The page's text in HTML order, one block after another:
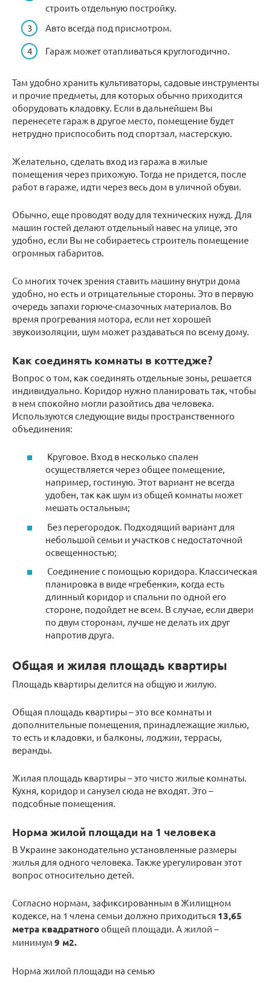
строить отдельную постройку.
Авто всегда под присмотром.
Гараж может отапливаться круглогодично.
Там удобно хранить культиваторы, садовые инструменты
и прочие предметы, для которых обычно приходится
оборудовать кладовку. Если в дальнейшем Вы
перенесете гараж в другое место, помещение будет
нетрудно приспособить под спортзал, мастерскую.
Желательно, сделать вход из гаража в жилые
помещения через прихожую. Тогда не придется, после
работ в гараже, идти через весь дом в уличной обуви.
Обычно, еще проводят воду для технических нужд. Для
машин гостей делают отдельный навес на улице, это
удобно, если Вы не собираетесь строитель помещение
огромных габаритов.
Со многих точек зрения ставить машину внутри дома
удобно, но есть и отрицательные стороны. Это в первую
очередь запахи горюче-смазочных материалов. Во
время прогревания мотора, если нет хорошей
звукоизоляции, шум может раздаваться по всему дому.
Как соединять комнаты в коттедже?
Вопрос о том, как соединять отдельные зоны, решается
индивидуально. Коридор нужно планировать так, чтобы
в нем спокойно могли разойтись два человека.
Используются следующие виды пространственного
объединения:
Круговое. Вход в несколько спален
осуществляется через общее помещение,
например, гостиную. Этот вариант не всегда
удобен, так как шум из общей комнаты может
мешать остальным;
Без перегородок. Подходящий вариант для
небольшой семьи и участков с недостаточной
освещенностью;
Соединение с помощью коридора. Классическая
планировка в виде «гребенки», когда есть
длинный коридор и спальни по одной его
стороне, подойдет не всем. В случае, если двери
по двум сторонам, лучше не делать их друг
напротив друга.
Общая и жилая площадь квартиры
Площадь квартиры делится на общую и жилую.
Общая площадь квартиры – это все комнаты и
дополнительные помещения, принадлежащие жилью,
то есть и кладовки, и балконы, лоджии, террасы,
веранды.
Жилая площадь квартиры – это чисто жилые комнаты.
Кухня, коридор и санузел сюда не входят. Это –
подсобные помещения.
Норма жилой площади на 1 человека
В Украине законодательно установленные размеры
жилья для одного человека. Также урегулирован этот
вопрос относительно детей.
Согласно нормам, зафиксированным в Жилищном
кодексе, на 1 члена семьи должно приходиться 13,65
метра квадратногообщей площади. А жилой –
минимум 9 м2.
Норма жилой площади на семью